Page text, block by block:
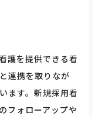
護を提供できる看
連携を取りなが
ます。新規採用看
フォローアップや